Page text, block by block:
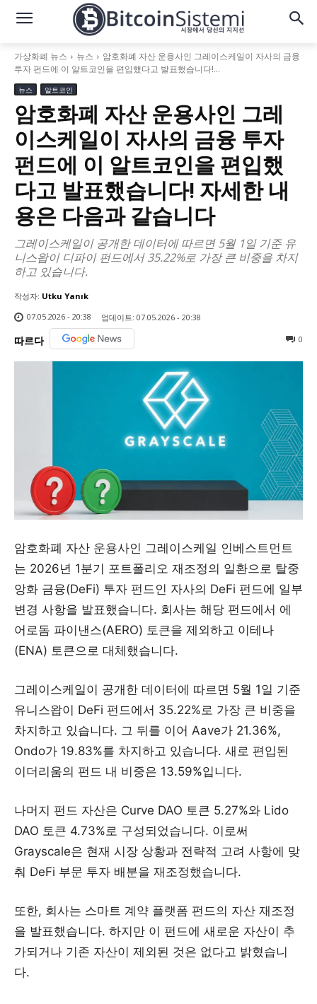
가상화폐 뉴스 뉴스
암호화폐 자산 운용사인 그레이스케일이 자사의 금융
투자 펀드에 이 알트코인을 편입했다고 발표했습니다!...
뉴스 알트코인
암호화폐 자산 운용사인 그레
이스케일이 자사의 금융 투자
펀드에 이 알트코인을 편입했
다고 발표했습니다! 자세한 내
용은 다음과 같습니다
그레이스케일이 공개한 데이터에 따르면 5월 1일 기준 유
니스왑이 디파이 펀드에서 35.22%로 가장 큰 비중을 차지
하고 있습니다.
작성자: Utku Yanık
07.05.2026 - 20:38
업데이트: 07.05.2026 - 20:38
따르다 0
암호화폐 자산 운용사인 그레이스케일 인베스트먼트
는 2026년 1분기 포트폴리오 재조정의 일환으로 탈중
앙화 금융(DeFi) 투자 펀드인 자사의 DeFi 펀드에 일부
변경 사항을 발표했습니다. 회사는 해당 펀드에서 에
어로돔 파이낸스(AERO) 토큰을 제외하고 이테나
(ENA) 토큰으로 대체했습니다.
그레이스케일이 공개한 데이터에 따르면 5월 1일 기준
유니스왑이 DeFi 펀드에서 35.22%로 가장 큰 비중을
차지하고 있습니다. 그 뒤를 이어 Aave가 21.36%,
Ondo가 19.83%를 차지하고 있습니다. 새로 편입된
이더리움의 펀드 내 비중은 13.59%입니다.
나머지 펀드 자산은 Curve DAO 토큰 5.27%와 Lido
DAO 토큰 4.73%로 구성되었습니다. 이로써
Grayscale은 현재 시장 상황과 전략적 고려 사항에 맞
춰 DeFi 부문 투자 배분을 재조정했습니다.
또한, 회사는 스마트 계약 플랫폼 펀드의 자산 재조정
을 발표했습니다. 하지만 이 펀드에 새로운 자산이 추
가되거나 기존 자산이 제외된 것은 없다고 밝혔습니
다.